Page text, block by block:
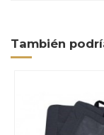
También